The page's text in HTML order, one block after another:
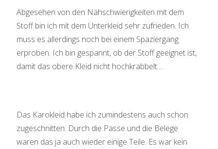
Abgesehen von den Nähschwierigkeiten mit dem
Stoff bin ich mit dem Unterkleid sehr zufrieden. Ich
muss es allerdings noch bei einem Spaziergang
erproben. Ich bin gespannt, ob der Stoff geeignet ist,
damit das obere Kleid nicht hochkrabbelt…
Das Karokleid habe ich zumindestens auch schon
zugeschnitten. Durch die Passe und die Belege
waren das ja auch wieder einige Teile. Es war kein